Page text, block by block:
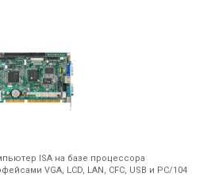
ISA на базе процессора
VGA, LCD, LAN, CFC, USB и PC/104